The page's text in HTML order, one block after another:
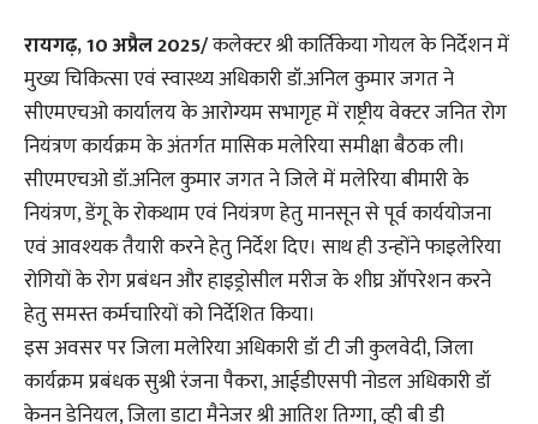
रायगढ़, 10 अप्रैल 2025/कलेक्टर श्री कार्तिकेया गोयल के निर्देशन में
मुख्य चिकित्सा एवं स्वास्थ्य अधिकारी डॉ.अनिल कुमार जगत ने
सीएमएचओ कार्यालय के आरोग्यम सभागृह में राष्ट्रीय वेक्टर जनित रोग
नियंत्रण कार्यक्रम के अंतर्गत मासिक मलेरिया समीक्षा बैठक ली।
सीएमएचओ डॉ.अनिल कुमार जगत ने जिले में मलेरिया बीमारी के
नियंत्रण, डेंगू के रोकथाम एवं नियंत्रण हेतु मानसून से पूर्व कार्ययोजना
एवं आवश्यक तैयारी करने हेतु निर्देश दिए। साथ ही उन्होंने फाइलेरिया
रोगियों के रोग प्रबंधन और हाइड्रोसील मरीज के शीघ्र ऑपरेशन करने
हेतु समस्त कर्मचारियों को निर्देशित किया।
इस अवसर पर जिला मलेरिया अधिकारी डॉ टी जी कुलवेदी, जिला
कार्यक्रम प्रबंधक सुश्री रंजना पैकरा, आईडीएसपी नोडल अधिकारी डॉ
केनन डेनियल, जिला डाटा मैनेजर श्री आतिश तिग्गा, व्ही बी डी